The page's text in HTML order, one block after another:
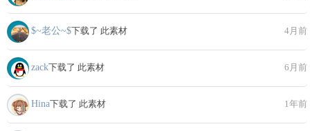
$~老公~$下载了 此素材 4月前
zack下载了 此素材 6月前
Hina下载了 此素材 1年前